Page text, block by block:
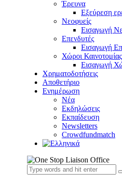
Έρευνα
Εξεύρεση
Νεοφυείς
Εισαγωγή
Επενδυτές
Εισαγωγή
Χώροι Καινοτομίας
Εισαγωγή
Χρηματοδοτήσεις
Αποθετήριο
Ενημέρωση
Νέα
Εκδηλώσεις
Εκπαίδευση
Newsletters
Crowdfundmatch